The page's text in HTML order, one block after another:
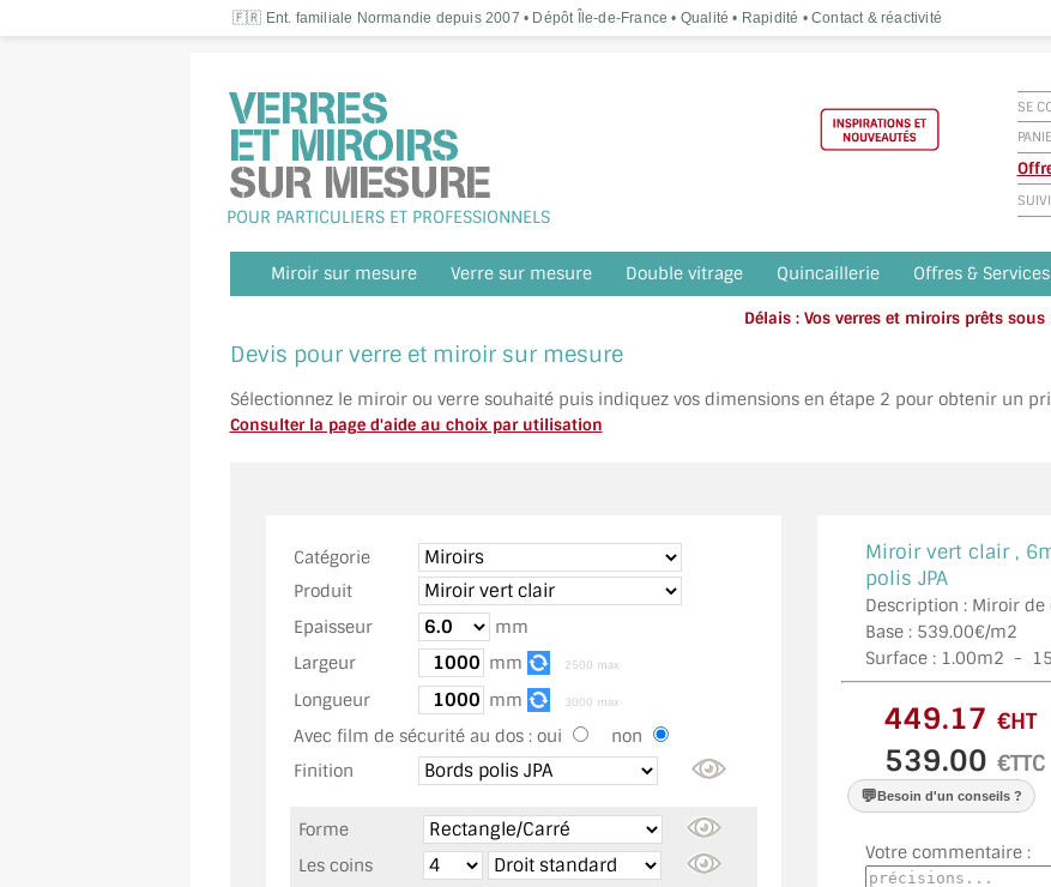
🇫🇷 Ent. familiale Normandie depuis 2007 • Dépôt Île-de-France • Qualité • Rapidité • Contact & réactivité
POUR PARTICULIERS ET PROFESSIONNELS
SE
Miroir sur mesure Verre sur mesure Double vitrage Quincaillerie Offres & Services
Délais : Vos verres et miroirs prêts
Devis pour verre et miroir sur mesure
Sélectionnez le miroir ou verre souhaité puis indiquez vos dimensions en étape 2 pour obtenir un
Consulter la page d'aide au choix par utilisation
Catégorie
Produit
Epaisseur
mm
Largeur
mm 2500 max
Longueur mm 3000 max
Avec film de sécurité au dos : oui
non
Finition
Forme
Les coins
Miroir vert clair ,
polis JPA
Description : Miroir
Base : 539.00€/m2
Surface : 1.00m2 -
€HT
€TTC
💬Besoin d'un conseils ?
Votre commentaire :